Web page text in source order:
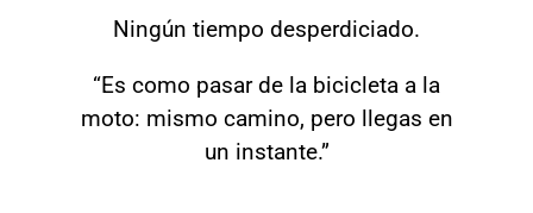
Ningún tiempo desperdiciado.
“Es como pasar de la bicicleta a la
moto: mismo camino, pero llegas en
un instante.”